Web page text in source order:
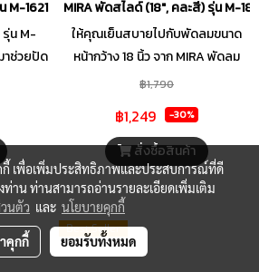
M-1621
น M-
าช่วยปัด
บง่าย
มกับปุ่ม
ลมทำมา
ข็งแรง
าศร้อน
ย็นกับได้
โดย
บปุ่มกด
MIRA พัดสไลด์ (18", คละสี) รุ่น M-
ให้คุณเย็นสบายไปกับพัดลมขนาด
หน้ากว้าง 18 นิ้ว จาก MIRA พัดลม
สไลด์ รุ่น M-1821 ดีไซน์เรียบง่าย
ใช้ ด้วยปุ่มกดปรับแรงลม 3 ระดับ
ปรับความสูงได้ตามต้องการ คลาย
ร้อนด้วยแรงลมธรรมชาติจาก Mira
ที่ให้แรงลมมากกว่า 1,210 รอบต่อนาที
ท่ามกลางบรรยากาศอันแสนร้อน
อบอ้าว หรือในห้องที่ไม่มีอากาศ
ถ่ายเท เราขอเสนอ MIRA พัดลม
฿1,790
฿1,249 -30%
สั่งซื้อสินค้า
Best Seller
กี้ เพื่อเพิ่มประสิทธิภาพและประสบการณ์ที่ดี
ท่าน ท่านสามารถอ่านรายละเอียดเพิ่มเติม
นตัว และ นโยบายคุกกี้
คุกกี้ ยอมรับทั้งหมด